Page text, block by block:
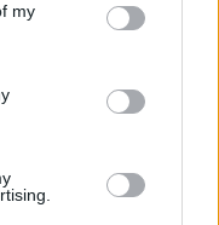
myfolia e
Rio